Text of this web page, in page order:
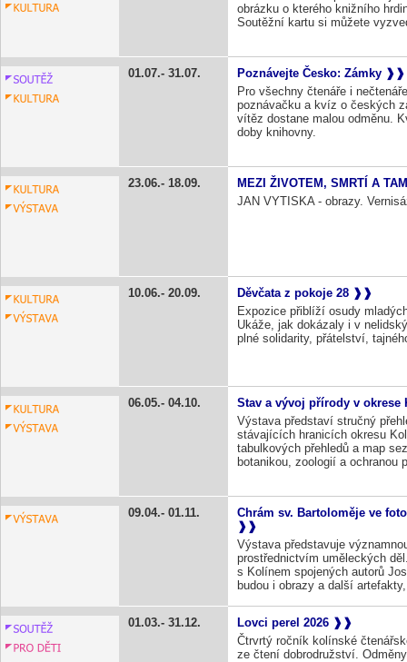
obrázku o kterého knižního
Soutěžní kartu si můžete
01.07. 31.07.
Poznávejte Česko: Zámky
Pro všechny čtenáře i
poznávačku a kvíz o českých
vítěz dostane malou odměnu.
doby knihovny.
23.06. 18.09.
MEZI ŽIVOTEM, SMRTÍ A
JAN VYTISKA - obrazy.
10.06. 20.09.
Děvčata z pokoje 28
Expozice přiblíží osudy
Ukáže, jak dokázaly i v
plné solidarity, přátelství,
06.05. 04.10.
Stav a vývoj přírody v okrese
Výstava představí stručný
stávajících hranicích okresu
tabulkových přehledů a map
botanikou, zoologií a ochranou
09.04. 01.11. Chrám sv. Bartoloměje ve
Výstava představuje
prostřednictvím uměleckých
s Kolínem spojených autorů
budou i obrazy a další
01.03. 31.12.
Lovci perel 2026
Čtrvrtý ročník kolínské
ze čtení dobrodružství.